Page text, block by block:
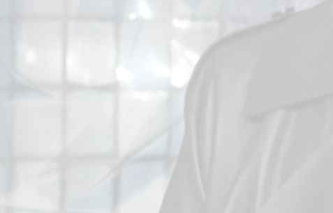
Keine Filter ausgewählt